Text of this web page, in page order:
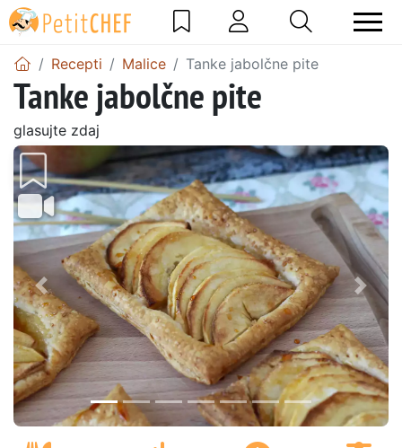
Recepti Malice Tanke jabolčne pite
Tanke jabolčne pite
glasujte zdaj
Prejšnji